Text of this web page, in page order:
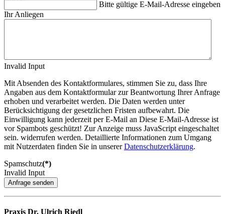
Bitte gültige E-Mail-Adresse eingeben
Ihr Anliegen
Invalid Input
Mit Absenden des Kontaktformulares, stimmen Sie zu, dass Ihre
Angaben aus dem Kontaktformular zur Beantwortung Ihrer Anfrage
erhoben und verarbeitet werden. Die Daten werden unter
Berücksichtigung der gesetzlichen Fristen aufbewahrt. Die
Einwilligung kann jederzeit per E-Mail an Diese E-Mail-Adresse ist
vor Spambots geschützt! Zur Anzeige muss JavaScript eingeschaltet
sein. widerrufen werden. Detaillierte Informationen zum Umgang
mit Nutzerdaten finden Sie in unsererDatenschutzerklärung.
Spamschutz(*)
Invalid Input
Anfrage senden
Praxis Dr. Ulrich Riedl